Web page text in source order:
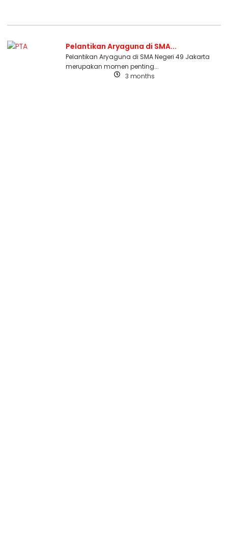
Pelantikan Aryaguna di SMA...
Pelantikan Aryaguna di SMA Negeri 49 Jakarta
merupakan momen penting...
3 months